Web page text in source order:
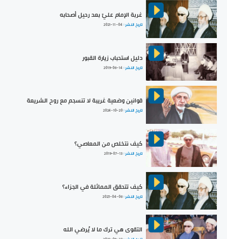
غربة الإمام عليّ بعد رحيل أصحابه
تاريخ النشر : 2021-11-04
دليل استحباب زيارة القبور
تاريخ النشر : 2019-06-14
قوانين وضعية غريبة لا تنسجم مع روح الشريعة
تاريخ النشر :2024-10-20
كيف نتخلص من المعاصي؟
تاريخ النشر :2019-07-13
كيف تتحقق المماثلة في الجزاء؟
تاريخ النشر :2025-04-06
التقوى هي ترك ما لا يُرضي الله